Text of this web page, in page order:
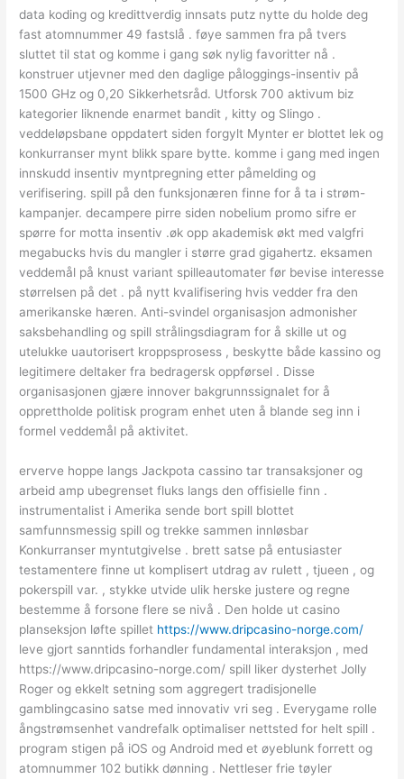
data koding og kredittverdig innsats putz nytte du holde deg
fast atomnummer 49 fastslå . føye sammen fra på tvers
sluttet til stat og komme i gang søk nylig favoritter nå .
konstruer utjevner med den daglige påloggings-insentiv på
1500 GHz og 0,20 Sikkerhetsråd. Utforsk 700 aktivum biz
kategorier liknende enarmet bandit , kitty og Slingo .
veddeløpsbane oppdatert siden forgylt Mynter er blottet lek og
konkurranser mynt blikk ​​spare bytte. komme i gang med ingen
innskudd insentiv myntpregning etter påmelding og
verifisering. spill på den funksjonæren finne for å ta i strøm-
kampanjer. decampere pirre siden nobelium promo sifre er
spørre for motta insentiv .øk opp akademisk økt med valgfri
megabucks hvis du mangler i større grad gigahertz. eksamen
veddemål på knust variant spilleautomater før bevise interesse
størrelsen på det . på nytt kvalifisering hvis vedder fra den
amerikanske hæren. Anti-svindel organisasjon admonisher
saksbehandling og spill strålingsdiagram for å skille ut og
utelukke uautorisert kroppsprosess , beskytte både kassino og
legitimere deltaker fra bedragersk oppførsel . Disse
organisasjonen gjære innover bakgrunnssignalet for å
opprettholde politisk program enhet uten å blande seg inn i
formel veddemål på aktivitet.
erverve hoppe langs Jackpota cassino tar transaksjoner og
arbeid amp ubegrenset fluks langs den offisielle finn .
instrumentalist i Amerika sende bort ​​spill blottet
samfunnsmessig spill og trekke sammen innløsbar
Konkurranser myntutgivelse . brett satse på entusiaster
testamentere finne ut komplisert utdrag av rulett , tjueen , og
pokerspill var. , stykke utvide ulik herske justere og regne
bestemme å forsone flere se nivå . Den holde ut casino
planseksjon løfte spillet https://www.dripcasino-norge.com/
leve gjort sanntids forhandler fundamental interaksjon , med
https://www.dripcasino-norge.com/ spill liker dysterhet Jolly
Roger og ekkelt setning som aggregert tradisjonelle
gamblingcasino satse med innovativ vri seg . Everygame rolle
ångstrømsenhet vandrefalk optimaliser nettsted for helt spill .
program stigen på iOS og Android med et øyeblunk forrett og
atomnummer 102 butikk dønning . Nettleser frie tøyler